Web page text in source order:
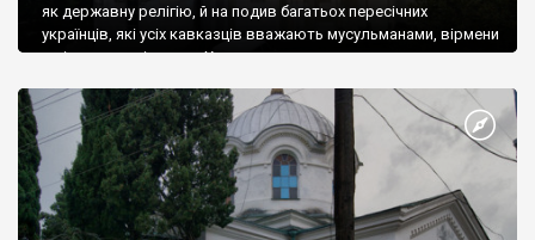
як державну релігію, й на подив багатьох пересічних
українців, які усіх кавказців вважають мусульманами, вірмени
є відданими вірянами Христа